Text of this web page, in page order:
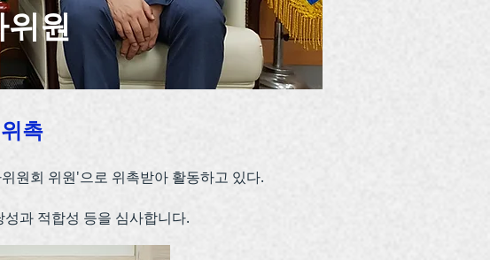
원
촉
원회 위원'으로 위촉받아 활동하고 있다.
성과 적합성 등을 심사합니다.